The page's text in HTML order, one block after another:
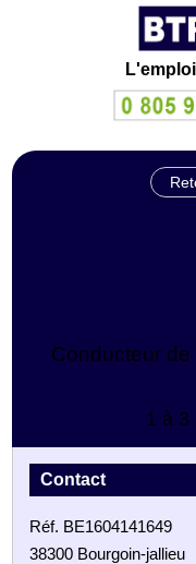
Conducteur
1 à 3
Contact
Réf. BE1604141649
38300 Bourgoin-jallieu